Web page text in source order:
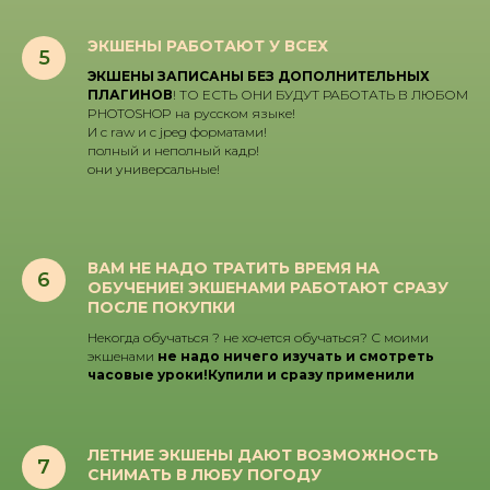
ЭКШЕНЫ РАБОТАЮТ У ВСЕХ
ЭКШЕНЫ ЗАПИСАНЫ БЕЗ ДОПОЛНИТЕЛЬНЫХ
ПЛАГИНОВ! ТО ЕСТЬ ОНИ БУДУТ РАБОТАТЬ В ЛЮБОМ
PHOTOSHOP на русском языке!
И с raw и с jpeg форматами!
полный и неполный кадр!
они универсальные!
ВАМ НЕ НАДО ТРАТИТЬ ВРЕМЯ НА
ОБУЧЕНИЕ! ЭКШЕНАМИ РАБОТАЮТ СРАЗУ
ПОСЛЕ ПОКУПКИ
Некогда обучаться ? не хочется обучаться? С моими
экшенами не надо ничего изучать и смотреть
часовые уроки!Купили и сразу применили
ЛЕТНИЕ ЭКШЕНЫ ДАЮТ ВОЗМОЖНОСТЬ
СНИМАТЬ В ЛЮБУ ПОГОДУ